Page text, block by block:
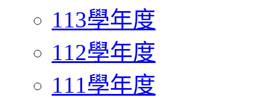
113學年度
112學年度
111學年度